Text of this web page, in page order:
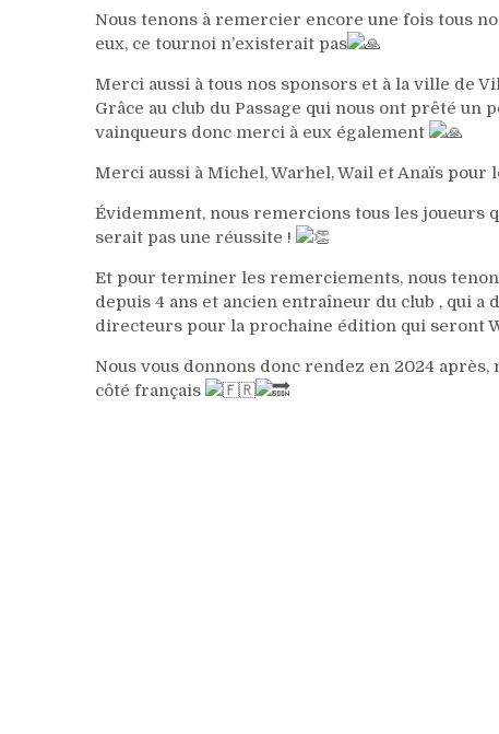
Nous tenons à remercier encore une fois tous
eux, ce tournoi n’existerait pas
Merci aussi à tous nos sponsors et à la ville de
Grâce au club du Passage qui nous ont prêté un
vainqueurs donc merci à eux également
Merci aussi à Michel, Warhel, Wail et Anaïs
Évidemment, nous remercions tous les joueurs
serait pas une réussite !
Et pour terminer les remerciements, nous
depuis 4 ans et ancien entraîneur du club , qui a
directeurs pour la prochaine édition qui seront
Nous vous donnons donc rendez en 2024
côté français